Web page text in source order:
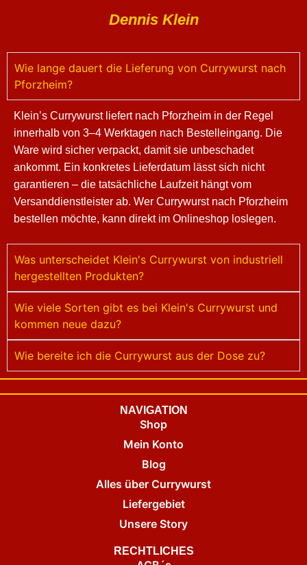
Dennis Klein
Wie lange dauert die Lieferung von Currywurst nach
Pforzheim?
Klein’s Currywurst liefert nach Pforzheim in der Regel
innerhalb von 3–4 Werktagen nach Bestelleingang. Die
Ware wird sicher verpackt, damit sie unbeschadet
ankommt. Ein konkretes Lieferdatum lässt sich nicht
garantieren – die tatsächliche Laufzeit hängt vom
Versanddienstleister ab. Wer Currywurst nach Pforzheim
bestellen möchte, kann direkt im Onlineshop loslegen.
Was unterscheidet Klein's Currywurst von industriell
hergestellten Produkten?
Wie viele Sorten gibt es bei Klein's Currywurst und
kommen neue dazu?
Wie bereite ich die Currywurst aus der Dose zu?
NAVIGATION
Shop
Mein Konto
Blog
Alles über Currywurst
Liefergebiet
Unsere Story
RECHTLICHES